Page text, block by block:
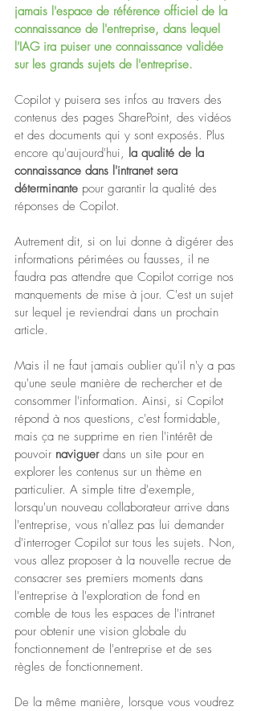
jamais l'espace de référence officiel de la
connaissance de l'entreprise, dans lequel
l'IAG ira puiser une connaissance validée
sur les grands sujets de l'entreprise.
Copilot y puisera ses infos au travers des
contenus des pages SharePoint, des vidéos
et des documents qui y sont exposés. Plus
encore qu'aujourd'hui, la qualité de la
connaissance dans l'intranet sera
déterminante pour garantir la qualité des
réponses de Copilot.
Autrement dit, si on lui donne à digérer des
informations périmées ou fausses, il ne
faudra pas attendre que Copilot corrige nos
manquements de mise à jour. C'est un sujet
sur lequel je reviendrai dans un prochain
article.
Mais il ne faut jamais oublier qu'il n'y a pas
qu'une seule manière de rechercher et de
consommer l'information. Ainsi, si Copilot
répond à nos questions, c'est formidable,
mais ça ne supprime en rien l'intérêt de
pouvoir naviguer dans un site pour en
explorer les contenus sur un thème en
particulier. A simple titre d'exemple,
lorsqu'un nouveau collaborateur arrive dans
l'entreprise, vous n'allez pas lui demander
d'interroger Copilot sur tous les sujets. Non,
vous allez proposer à la nouvelle recrue de
consacrer ses premiers moments dans
l'entreprise à l'exploration de fond en
comble de tous les espaces de l'intranet
pour obtenir une vision globale du
fonctionnement de l'entreprise et de ses
règles de fonctionnement.
De la même manière, lorsque vous voudrez